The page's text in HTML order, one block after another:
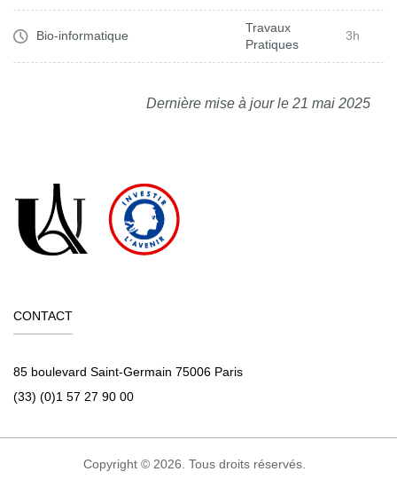
Bio-informatique
Travaux
Pratiques
3h
Dernière mise à jour le 21 mai 2025
CONTACT
85 boulevard Saint-Germain 75006 Paris
(33) (0)1 57 27 90 00
Copyright © 2026. Tous droits réservés.